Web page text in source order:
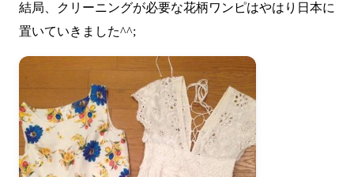
結局、クリーニングが必要な花柄ワンピはやはり日本に
置いていきました^^;